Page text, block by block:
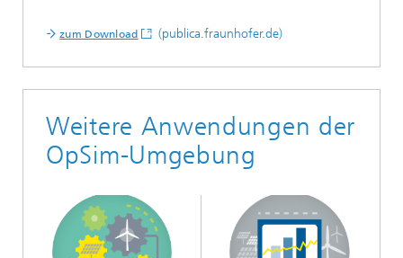
zum Download (publica.fraunhofer.de)
Weitere Anwendungen der
OpSim-Umgebung